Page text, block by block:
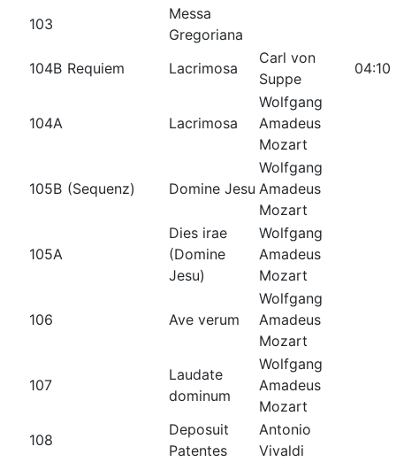
103
Messa
Gregoriana
104B Requiem Lacrimosa
Carl von
Suppe
04:10
104A Lacrimosa
Wolfgang
Amadeus
Mozart
105B (Sequenz) Domine Jesu
Wolfgang
Amadeus
Mozart
105A
Dies irae
(Domine
Jesu)
Wolfgang
Amadeus
Mozart
106 Ave verum
Wolfgang
Amadeus
Mozart
107
Laudate
dominum
Wolfgang
Amadeus
Mozart
108
Deposuit
Patentes
Antonio
Vivaldi